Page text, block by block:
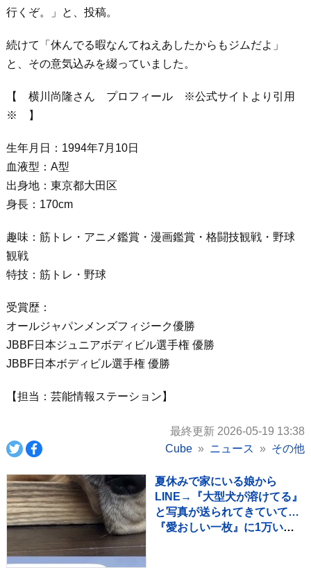
行くぞ。」と、投稿。
続けて「休んでる暇なんてねえあしたからもジムだよ」
と、その意気込みを綴っていました。
【 横川尚隆さん プロフィール ※公式サイトより引用
※ 】
生年月日：1994年7月10日
血液型：A型
出身地：東京都大田区
身長：170cm
趣味：筋トレ・アニメ鑑賞・漫画鑑賞・格闘技観戦・野球
観戦
特技：筋トレ・野球
受賞歴：
オールジャパンメンズフィジーク優勝
JBBF日本ジュニアボディビル選手権 優勝
JBBF日本ボディビル選手権 優勝
【担当：芸能情報ステーション】
最終更新 2026-05-19 13:38
Cube
ニュース その他
夏休みで家にいる娘から
LINE→『大型犬が溶けてる』
と写真が送られてきていて…
『愛おしい一枚』に1万いい